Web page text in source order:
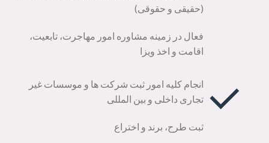
(حقیقی و حقوقی)
فعال در زمینه مشاوره امور مهاجرت، تابعیت،
اقامت و اخذ ویزا
انجام کلیه امور ثبت شرکت ها و موسسات غیر
تجاری داخلی و بین المللی
ثبت طرح، برند و اختراع